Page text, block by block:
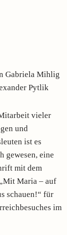
Gabriela Mihlig
Pytlik
vieler
und
ist es
gewesen, eine
mit dem
Maria – auf
schauen!“ für
im